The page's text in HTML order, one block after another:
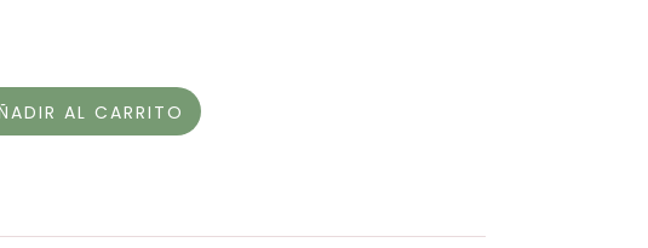
AL CARRITO